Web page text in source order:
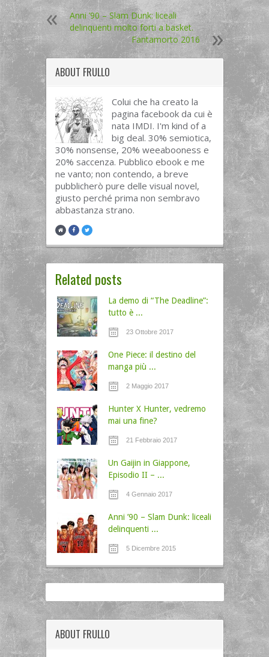
Anni ’90 – Slam Dunk: liceali
delinquenti molto forti a basket.
Fantamorto 2016
ABOUT FRULLO
Colui che ha creato la
pagina facebook da cui è
nata IMDI. I'm kind of a
big deal. 30% semiotica,
30% nonsense, 20% weeabooness e
20% saccenza. Pubblico ebook e me
ne vanto; non contendo, a breve
pubblicherò pure delle visual novel,
giusto perché prima non sembravo
abbastanza strano.
Related posts
La demo di “The Deadline”:
tutto è ...
23 Ottobre 2017
One Piece: il destino del
manga più ...
2 Maggio 2017
Hunter X Hunter, vedremo
mai una fine?
21 Febbraio 2017
Un Gaijin in Giappone,
Episodio II – ...
4 Gennaio 2017
Anni ’90 – Slam Dunk: liceali
delinquenti ...
5 Dicembre 2015
ABOUT FRULLO